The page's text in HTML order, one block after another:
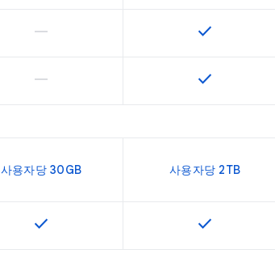
이 기능은 이 SKU에서 지원되지 않습니다.
horizontal_rule 이 기능은
check
이 기능은 이 SKU에서 지원되지 않습니다.
horizontal_rule 이 기능은
check
사용자당 30GB 사용자당 2TB
이 기능은 SKU에서 사용할 수 있습니다.
check 이 기능은
check